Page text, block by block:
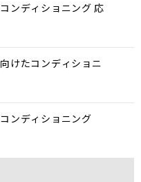
ンディショニング 応
けたコンディショニ
ンディショニング